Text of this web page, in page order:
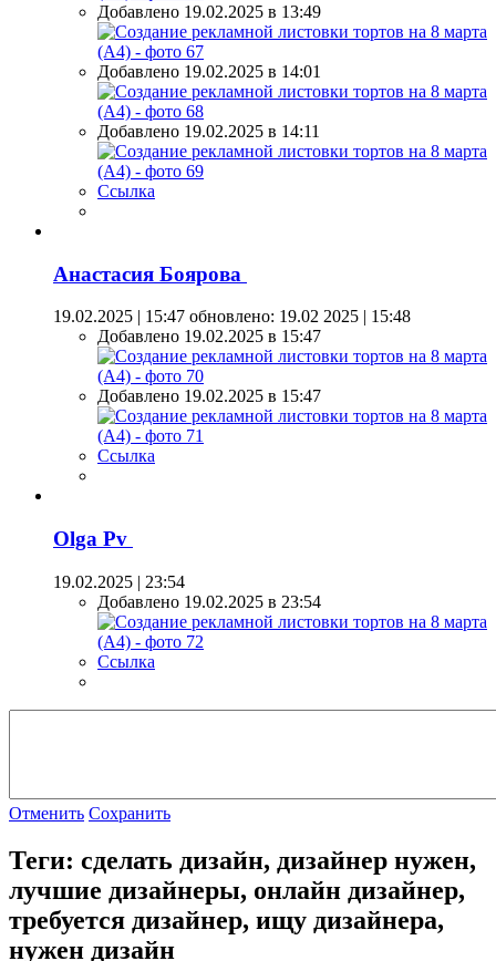
Добавлено 19.02.2025 в 13:49
Добавлено 19.02.2025 в 14:01
Добавлено 19.02.2025 в 14:11
Ссылка
Анастасия Боярова
19.02.2025 | 15:47 обновлено: 19.02 2025 | 15:48
Добавлено 19.02.2025 в 15:47
Добавлено 19.02.2025 в 15:47
Ссылка
Olga Pv
19.02.2025 | 23:54
Добавлено 19.02.2025 в 23:54
Ссылка
Отменить Сохранить
Теги: сделать дизайн, дизайнер нужен,
лучшие дизайнеры, онлайн дизайнер,
требуется дизайнер, ищу дизайнера,
нужен дизайн